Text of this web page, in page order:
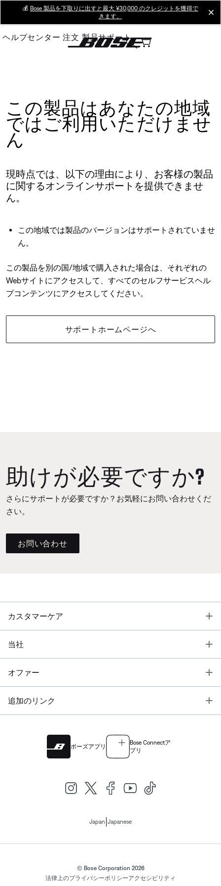
Main
💰 Bose 製品を下取りに出すと最大 ¥30,000 のクレジットを獲得で
きます。
ヘルプセンター 注文 製品サポート
この製品はあなたの地域
ではご利用いただけませ
ん
現時点では、以下の理由により、お客様の製品
に関するオンラインサポートを提供できませ
ん。
この地域では製品のバージョンはサポートされていませ
ん。
この製品を別の国/地域で購入された場合は、それぞれの
Webサイトにアクセスして、すべてのセルフサービスヘル
プコンテンツにアクセスしてください。
サポートホームページへ
助けが必要ですか?
さらにサポートが必要ですか？お気軽にお問い合わせくだ
さい。
お問い合わせ
カスタマーケア
当社
オファー
追加のリンク
ボーズアプリ
Bose Connectア
プリ
Japan Japanese
© Bose Corporation 2026
法律上のプライバシーポリシーアクセシビリティ